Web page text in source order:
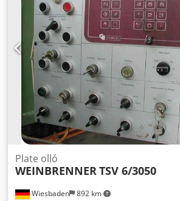
Wiesbaden 892 km
Plate olló
WEINBRENNERTSV 6/3050